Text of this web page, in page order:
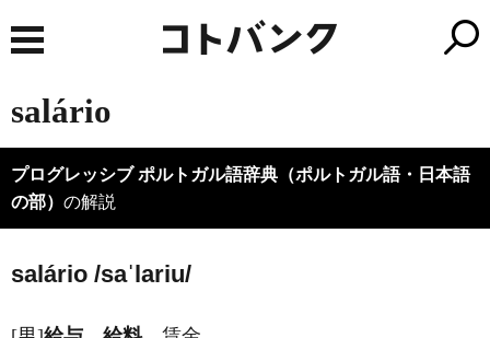
salário
プログレッシブ ポルトガル語辞典（ポルトガル語・日本語
の部） の解説
salário /saˈlariu/